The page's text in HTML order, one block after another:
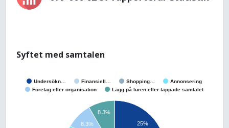
Syftet med samtalen
Undersökn… Finansiell… Shopping…
Annonsering
Företag eller organisation
Lägg på luren eller tappade samtalet
25%
8.3%
8.3%